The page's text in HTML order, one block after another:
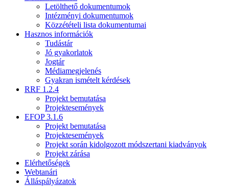
Letölthető dokumentumok
Intézményi dokumentumok
Közzétételi lista dokumentumai
Hasznos információk
Tudástár
Jó gyakorlatok
Jogtár
Médiamegjelenés
Gyakran ismételt kérdések
RRF 1.2.4
Projekt bemutatása
Projektesemények
EFOP 3.1.6
Projekt bemutatása
Projektesemények
Projekt során kidolgozott módszertani kiadványok
Projekt zárása
Elérhetőségek
Webtanári
Álláspályázatok